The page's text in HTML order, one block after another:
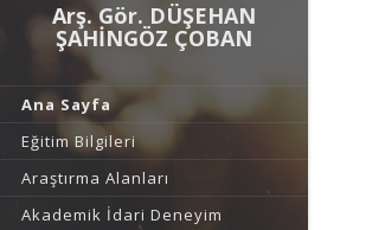
Arş. Gör. DÜŞEHAN
ŞAHİNGÖZ ÇOBAN
Ana Sayfa
Eğitim Bilgileri
Araştırma Alanları
Akademik İdari Deneyim